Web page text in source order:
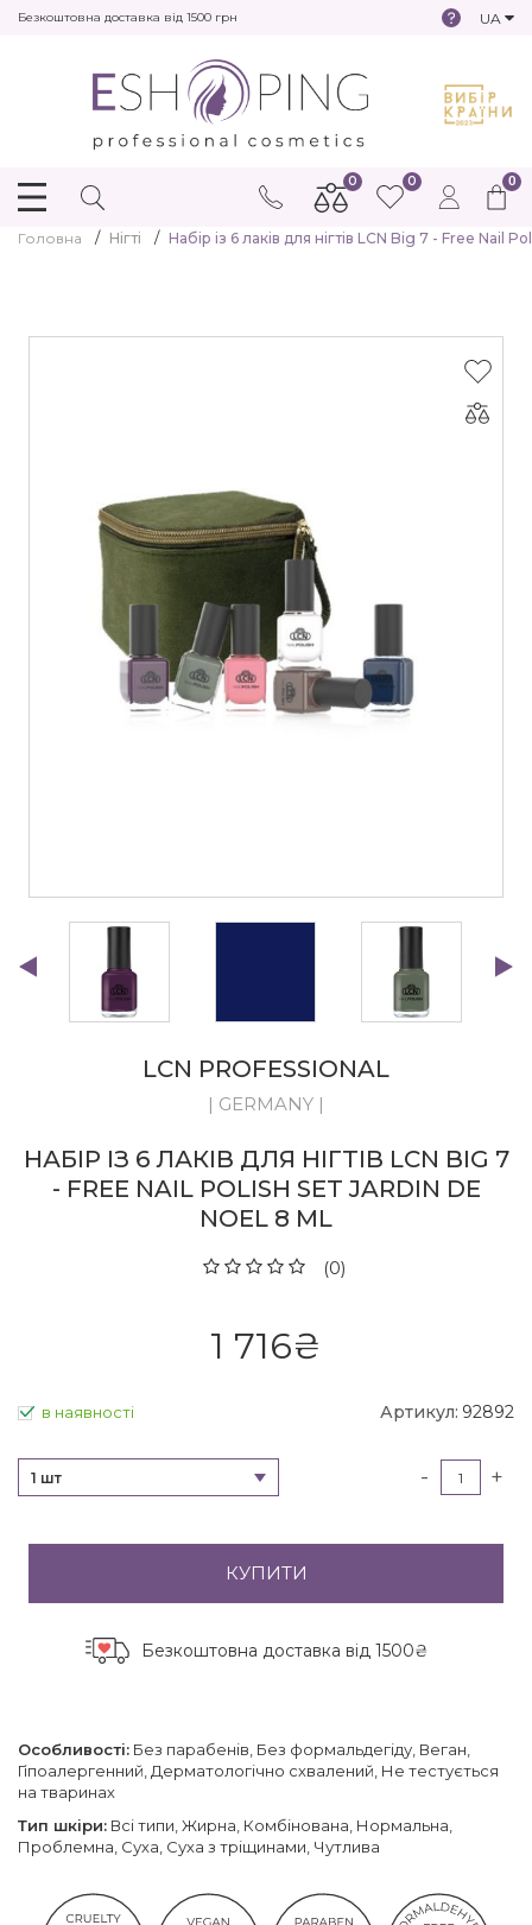
Безкоштовна доставка від 1500 грн UA
0
0 0
Головна Нігті Набір із 6 лаків для нігтів LCN Big 7 - Free Nail
LCN PROFESSIONAL
| GERMANY |
НАБІР ІЗ 6 ЛАКІВ ДЛЯ НІГТІВ LCN BIG 7
- FREE NAIL POLISH SET JARDIN DE
NOEL 8 ML
(0)
1 716₴
в наявності Артикул: 92892
1 шт - +
КУПИТИ
Безкоштовна доставка від 1500₴
Особливості: Без парабенів, Без формальдегіду, Веган,
Гіпоалергенний, Дерматологічно схвалений, Не тестується
на тваринах
Тип шкіри: Всі типи, Жирна, Комбінована, Нормальна,
Проблемна, Суха, Суха з тріщинами, Чутлива